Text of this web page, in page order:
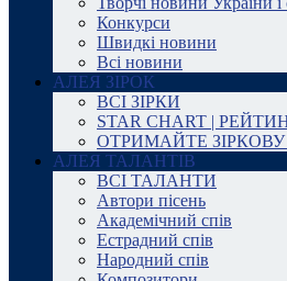
Конкурси
Швидкі новини
Всі новини
АЛЕЯ ЗІРОК
ВСІ ЗІРКИ
STAR CHART |
ОТРИМАЙТЕ
АЛЕЯ ТАЛАНТІВ
ВСІ ТАЛАНТИ
Автори пісень
Академічний спів
Естрадний спів
Народний спів